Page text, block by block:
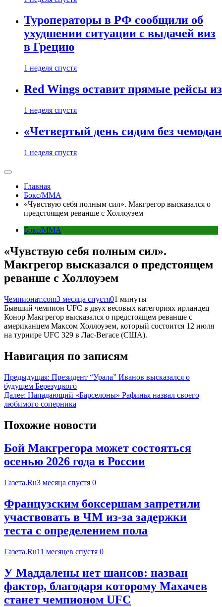
Туроператоры в РФ сообщили об
ухудшении ситуации с выдачей виз
в Грецию
1 неделя спустя
Red Wings оставит прямые рейсы
1 неделя спустя
«Четвертый день сидим без
1 неделя спустя
Главная
Бокс/MMA
«Чувствую себя полным сил». Макгрегор высказался о
предстоящем реванше с Холлоуэем
Бокс/MMA
«Чувствую себя полным сил».
Макгрегор высказался о предстоящем
реванше с Холлоуэем
Чемпионат.com3 месяца спустя01 минуты
Бывший чемпион UFC в двух весовых категориях ирландец
Конор Макгрегор высказался о предстоящем реванше с
американцем Максом Холлоуэем, который состоится 12 июля
на турнире UFC 329 в Лас-Вегасе (США).
Навигация по записям
Предыдущая: Президент “Урала” Иванов высказался о
будущем Березуцкого
Далее: Нападающий «Барселоны» Рафинья назвал своего
любимого соперника
Похожие новости
Бой Макгрегора может состояться
осенью 2026 года в России
Газета.Ru3 месяца спустя 0
Французским боксершам запретили
участвовать в ЧМ из-за задержки
теста с определением пола
Газета.Ru11 месяцев спустя 0
У Маддалены нет шансов: назван
фактор, благодаря которому Махачев
станет чемпионом UFC